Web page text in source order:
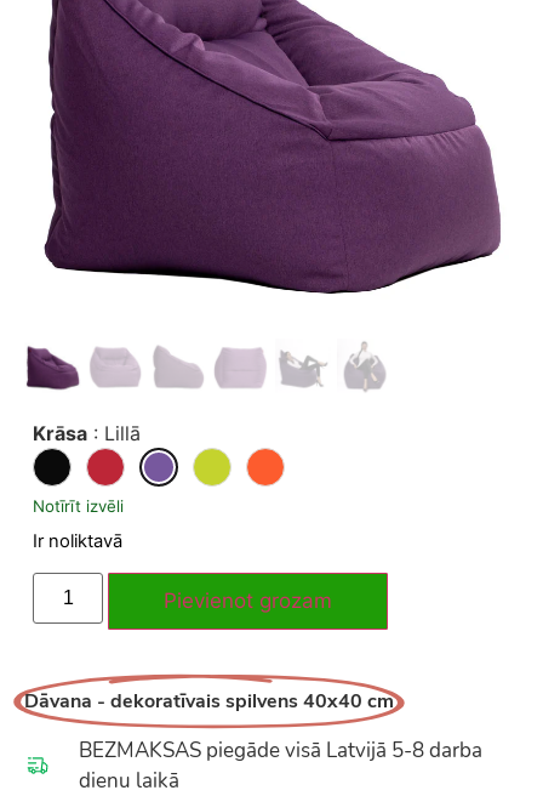
Krāsa : Lillā
Notīrīt izvēli
Ir noliktavā
Pievienot grozam
Dāvana - dekoratīvais spilvens 40x40 cm
BEZMAKSAS piegāde visā Latvijā 5-8 darba
dienu laikā